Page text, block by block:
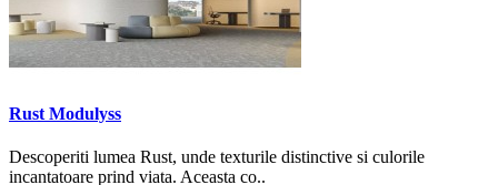
Rust Modulyss
Descoperiti lumea Rust, unde texturile distinctive si culorile
incantatoare prind viata. Aceasta co..